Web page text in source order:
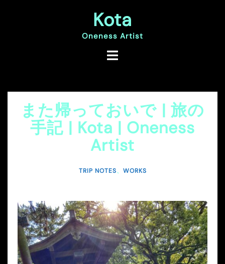
Kota
Oneness Artist
また帰っておいで | 旅の
手記 | Kota | Oneness
Artist
TRIP NOTES、 WORKS